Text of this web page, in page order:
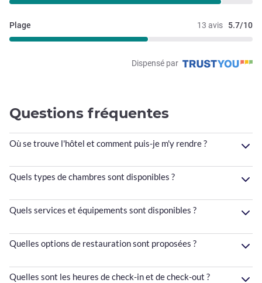
13 avis 5.7/10
Plage
Dispensé par
Questions fréquentes
Où se trouve l'hôtel et comment puis-je m'y rendre ?
Quels types de chambres sont disponibles ?
Quels services et équipements sont disponibles ?
Quelles options de restauration sont proposées ?
Quelles sont les heures de check-in et de check-out ?